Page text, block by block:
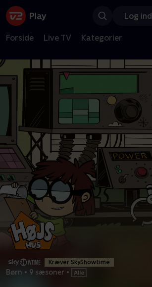
Log ind
Forside Live TV Kategorier
Kræver SkyShowtime
Børn • 9 sæsoner •